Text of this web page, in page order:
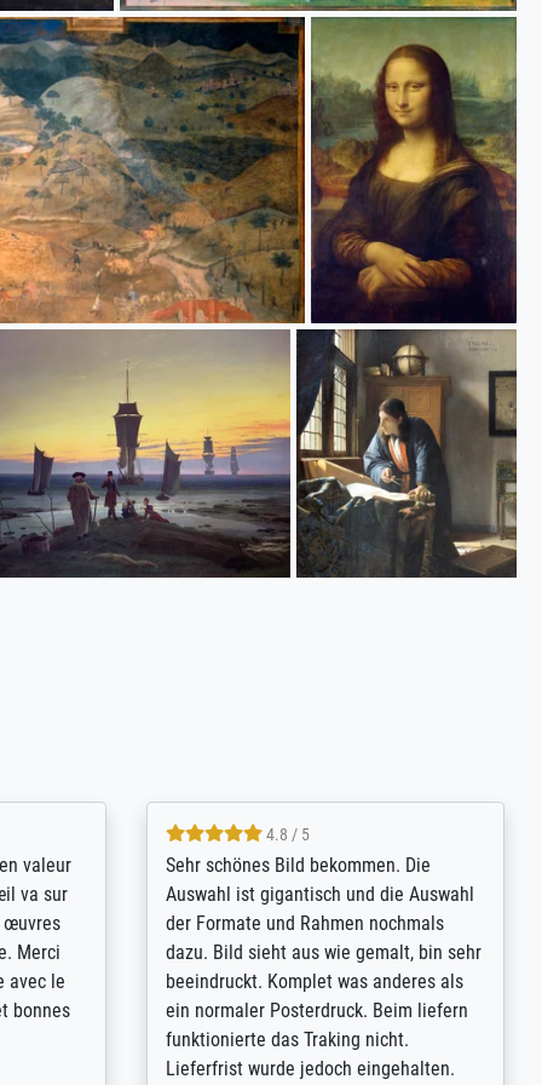
de
wat
4.8 / 5
So, I ordered a large print of The
Annunciation by Fra Angelico from a
very large and popular American
"art/poster" site advertising giclee print
quality. The quality for a large print was
atrocious. They refunded me when I sent
pictures of the blurry print vs. a
Wikipedia commons representation.